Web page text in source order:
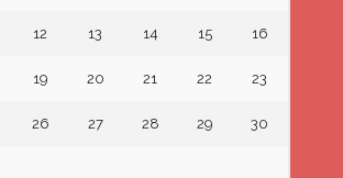
12 13 14 15 16
19 20 21 22 23
26 27 28 29 30